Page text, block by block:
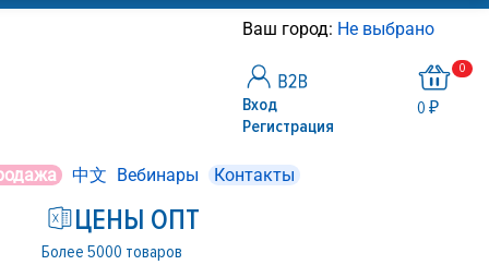
Ваш город: Не выбрано
Вход
Регистрация
0
0 ₽
中文 Вебинары Контакты
ЦЕНЫ ОПТ
Более 5000 товаров